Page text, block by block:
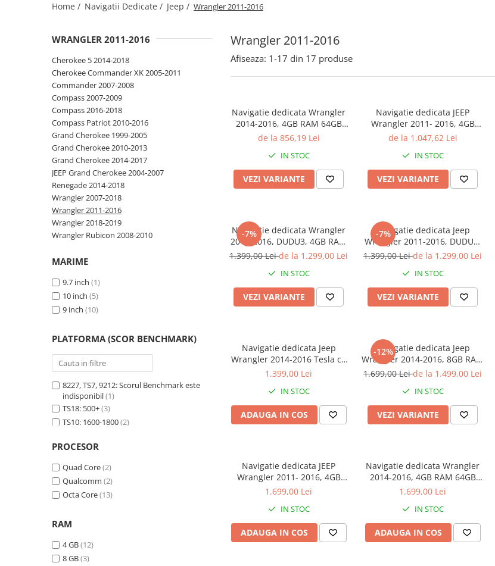
Home / Navigatii Dedicate / Jeep / Wrangler 2011-2016
Wrangler 2011-2016
WRANGLER 2011-2016
Cherokee 5 2014-2018
Cherokee Commander XK 2005-2011
Commander 2007-2008
Compass 2007-2009
Compass 2016-2018
Compass Patriot 2010-2016
Grand Cherokee 1999-2005
Grand Cherokee 2010-2013
Grand Cherokee 2014-2017
JEEP Grand Cherokee 2004-2007
Renegade 2014-2018
Wrangler 2007-2018
Wrangler 2011-2016
Wrangler 2018-2019
Wrangler Rubicon 2008-2010
MARIME
9.7 inch (1)
10 inch (5)
9 inch (10)
PLATFORMA (SCOR BENCHMARK)
8227, TS7, 9212: Scorul Benchmark este
indisponibil(1)
TS18: 500+(3)
TS10: 1600-1800(2)
7870: 4800+
668: 2000+
(2)
PROCESOR
Quad Core(2)
Qualcomm (2)
Octa Core(13)
RAM
4 GB(12)
8 GB(3)
Afiseaza: 1-17 din 17 produse
Navigatie dedicata Wrangler
2014-2016, 4GB RAM 64GB
ROM, Quad Core, Display 9"
Android 14, Suport Camere
AHD
de la 856,19 Lei
IN STOC
VEZI VARIANTE
Navigatie dedicata JEEP
Wrangler 2011- 2016, 4GB
RAM 64GB ROM, Quad Core,
Android 14, Bluetooth,
Magazin Play, Suport Camere
AHD
de la 1.047,62 Lei
IN STOC
VEZI VARIANTE
-7%
Navigatie dedicata Wrangler
2014-2016, DUDU3, 4GB RAM
64GB ROM, Octacore,
Display QLED 9", DSP,
Carplay&AndroidAuto
1.399,00 Leide la 1.299,00 Lei
IN STOC
VEZI VARIANTE
-7%
Navigatie dedicata Jeep
Wrangler 2011-2016, DUDU3,
4GB RAM 64GB ROM,
Android, Display QLED 9",
DSP, Carplay&AndroidAuto
1.399,00 Leide la 1.299,00 Lei
IN STOC
VEZI VARIANTE
Navigatie dedicata Jeep
Wrangler 2014-2016 Tesla cu
butoane rotative model 2024,
Quadcore, Android 14, Display
QLED 10", DSP,
Carplay&Android
1.399,00 Lei
IN STOC
ADAUGA IN COS
-12%
Navigatie dedicata Jeep
Wrangler 2014-2016, 8GB RAM
128GB ROM, Octacore,
Display QLED 9", Suporta
camera 360", DSP,
Carplay&Androi
1.699,00 Leide la 1.499,00 Lei
IN STOC
VEZI VARIANTE
Navigatie dedicata JEEP
Wrangler 2011- 2016, 4GB
RAM 64GB ROM, Procesor
14, Rezolutie 2K, Display QLED
10", DSP, Carplay&Android
Auto, SIM 4G
1.699,00 Lei
IN STOC
ADAUGA IN COS
Navigatie dedicata Wrangler
2014-2016, 4GB RAM 64GB
ROM, Procesor Qualcomm
Rezolutie 2K, Display QLED 9",
DSP, Carplay&Android Auto,
SIM 4G
1.699,00 Lei
IN STOC
ADAUGA IN COS